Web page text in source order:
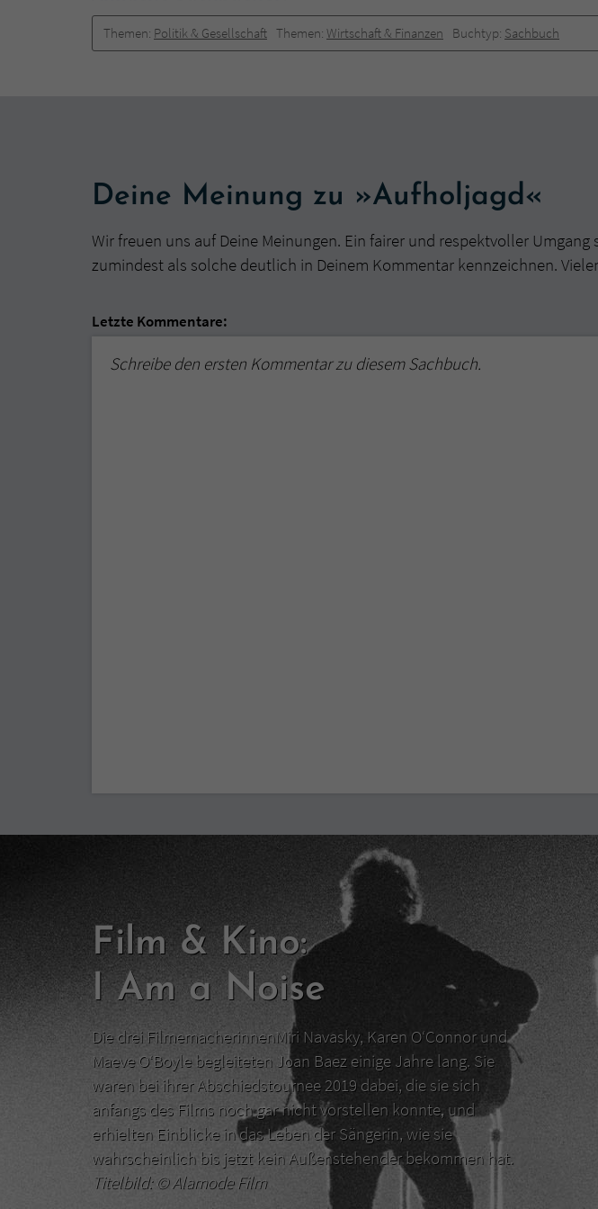
Themen: Politik & Gesellschaft Themen: Wirtschaft & Finanzen Buchtyp: Sachbuch
Deine Meinung zu »Aufholjagd«
Wir freuen uns auf Deine Meinungen. Ein fairer und respektvoller
zumindest als solche deutlich in Deinem Kommentar kennzeichnen.
Letzte Kommentare:
Schreibe den ersten Kommentar zu diesem Sachbuch.
Film & Kino:
I Am a Noise
Die drei FilmemacherinnenMiri Navasky, Karen O‘Connor und
Maeve O‘Boyle begleiteten Joan Baez einige Jahre lang. Sie
waren bei ihrer Abschiedstournee 2019 dabei, die sie sich
anfangs des Films noch gar nicht vorstellen konnte, und
erhielten Einblicke in das Leben der Sängerin, wie sie
wahrscheinlich bis jetzt kein Außenstehender bekommen hat.
Titelbild: ©Alamode Film